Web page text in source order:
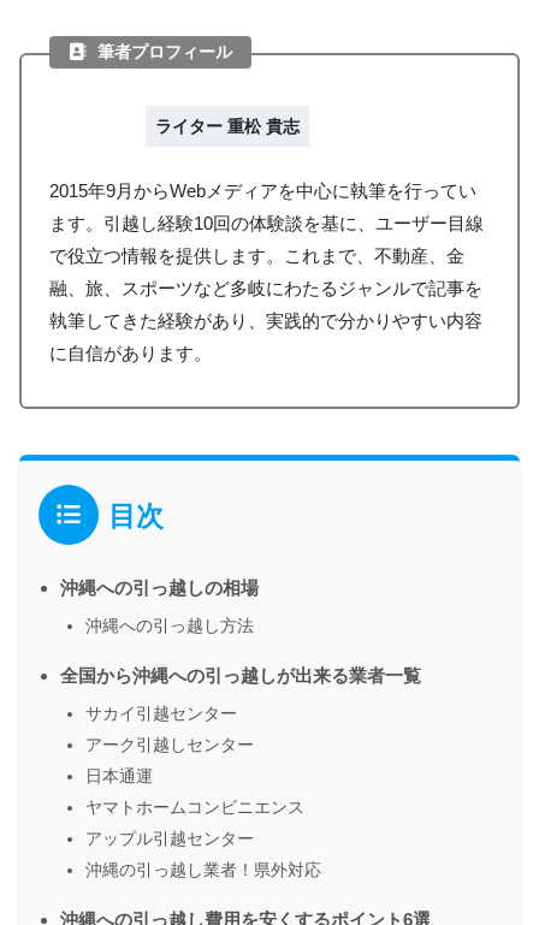
筆者プロフィール
ライター 重松 貴志
2015年9月からWebメディアを中心に執筆を行ってい
ます。引越し経験10回の体験談を基に、ユーザー目線
で役立つ情報を提供します。これまで、不動産、金
融、旅、スポーツなど多岐にわたるジャンルで記事を
執筆してきた経験があり、実践的で分かりやすい内容
に自信があります。
目次
沖縄への引っ越しの相場
沖縄への引っ越し方法
全国から沖縄への引っ越しが出来る業者一覧
サカイ引越センター
アーク引越しセンター
日本通運
ヤマトホームコンビニエンス
アップル引越センター
沖縄の引っ越し業者！県外対応
沖縄への引っ越し費用を安くするポイント6選